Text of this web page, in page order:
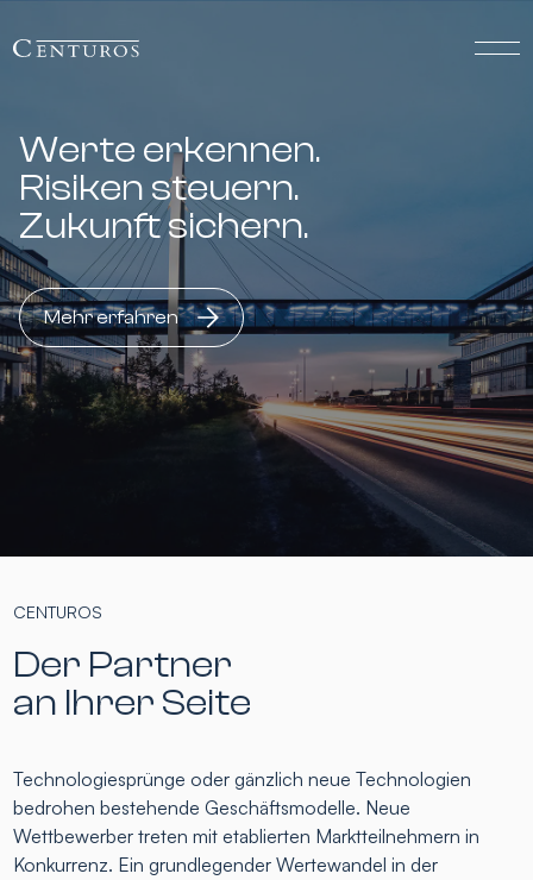
Werte erkennen.
Risiken steuern.
Zukunft sichern.
Mehr erfahren
CENTUROS
Der Partner
an Ihrer Seite
Technologiesprünge oder gänzlich neue Technologien
bedrohen bestehende Geschäftsmodelle. Neue
Wettbewerber treten mit etablierten Marktteilnehmern in
Konkurrenz. Ein grundlegender Wertewandel in der